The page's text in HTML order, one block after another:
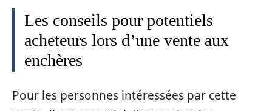
Les conseils pour potentiels
acheteurs lors d’une vente aux
enchères
Pour les personnes intéressées par cette